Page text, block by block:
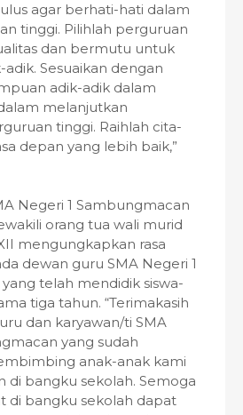
agar berhati-hati dalam
tinggi. Pilihlah perguruan
dan bermutu untuk
Sesuaikan dengan
adik-adik dalam
melanjutkan
tinggi. Raihlah cita-
depan yang lebih baik,”
Negeri 1 Sambungmacan
orang tua wali murid
mengungkapkan rasa
dewan guru SMA Negeri 1
telah mendidik siswa-
tiga tahun. “Terimakasih
dan karyawan/ti SMA
yang sudah
anak-anak kami
di bangku sekolah. Semoga
di bangku sekolah dapat